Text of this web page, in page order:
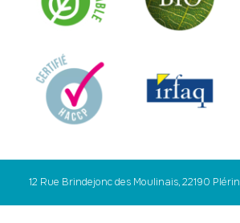
12 Rue Brindejonc des Moulinais, 22190 Plérin